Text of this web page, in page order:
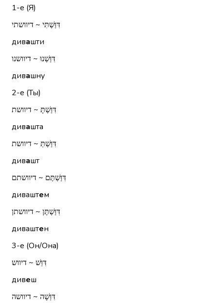
1-е (Я)
דִּוַּשְׁתִּי ~ דיוושתי
дивашти
דִּוַּשְׁנוּ ~ דיוושנו
дивашну
2-е (Ты)
דִּוַּשְׁתָּ ~ דיוושת
дивашта
דִּוַּשְׁתְּ ~ דיוושת
дивашт
דִּוַּשְׁתֶּם ~ דיוושתם
диваштем
דִּוַּשְׁתֶּן ~ דיוושתן
диваштен
3-е (Он/Она)
דִּוֵּשׁ ~ דיווש
дивеш
דִּוְּשָׁה ~ דיוושה